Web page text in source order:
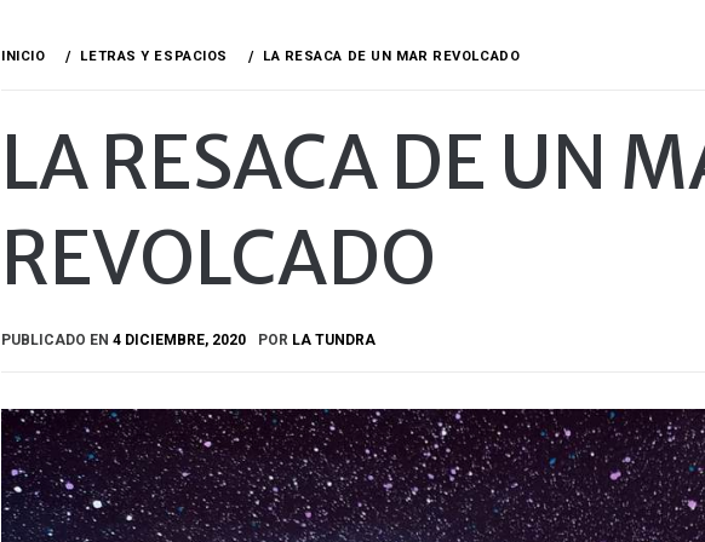
INICIO LETRAS Y ESPACIOS LA RESACA DE UN MAR REVOLCADO
LA RESACA DE UN
REVOLCADO
PUBLICADO EN 4 DICIEMBRE, 2020 POR LA TUNDRA